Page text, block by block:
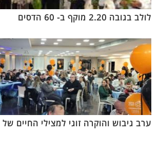
לולב בגובה 2.20 מוקף ב- 60 הדסים
ערב גיבוש והוקרה זוגי למצילי החיים